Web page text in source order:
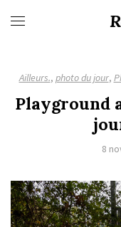
Ailleurs., photo du jour,
Playground
8